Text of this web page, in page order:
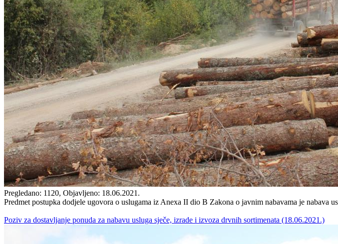
Pregledano: 1120, Objavljeno: 18.06.2021.
Predmet postupka dodjele ugovora o uslugama iz Anexa II dio B Zakona o javnim nabavama je nabava
Poziv za dostavljanje ponuda za nabavu usluga sječe, izrade i izvoza drvnih sortimenata (18.06.2021.)